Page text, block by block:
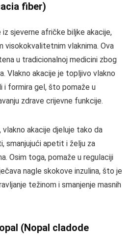
fiber)
sjeverne afričke biljke akacije,
visokokvalitetnim vlaknima. Ova
u tradicionalnoj medicini zbog
Vlakno akacije je topljivo vlakno
i formira gel, što pomaže u
zdrave crijevne funkcije.
akacije djeluje tako da
smanjujući apetit i želju za
Osim toga, pomaže u regulaciji
nagle skokove inzulina, što je
težinom i smanjenje masnih
(Nopal cladode